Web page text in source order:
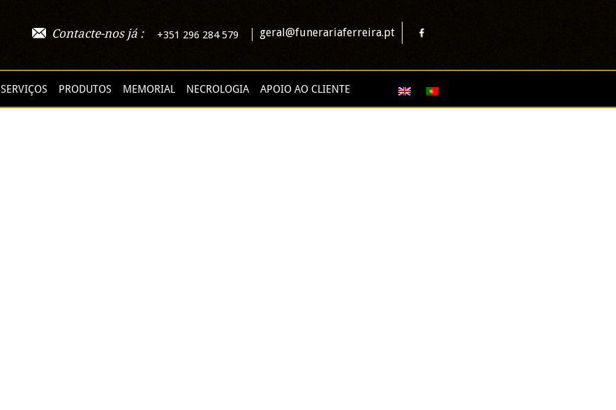
Contacte-nos já : +351 296 284 579 geral@funerariaferreira.pt
SERVIÇOS PRODUTOS MEMORIAL NECROLOGIA APOIO AO CLIENTE